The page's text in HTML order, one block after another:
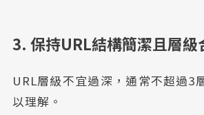
3. 保持URL結構簡潔且層級
URL層級不宜過深，通常不超過3
以理解。